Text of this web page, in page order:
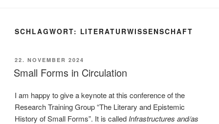
SCHLAGWORT: LITERATURWISSENSCHAFT
VERÖFFENTLICHT
AM
22. NOVEMBER 2024
Small Forms in Circulation
I am happy to give a keynote at this conference of the
Research Training Group “The Literary and Epistemic
History of Small Forms”. It is called Infrastructures and/as